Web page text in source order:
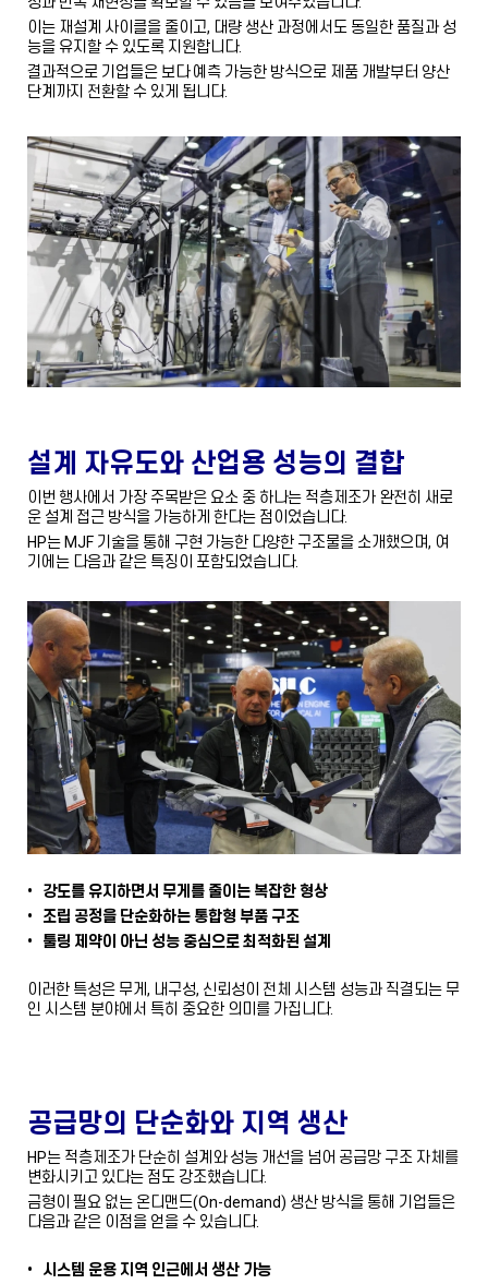
이는 재설계 사이클을 줄이고, 대량 생산 과정에서도 동일한 품질과 성
능을 유지할 수 있도록 지원합니다.
결과적으로 기업들은 보다 예측 가능한 방식으로 제품 개발부터 양산
단계까지 전환할 수 있게 됩니다.
설계 자유도와 산업용 성능의 결합
이번 행사에서 가장 주목받은 요소 중 하나는 적층제조가 완전히 새로
운 설계 접근 방식을 가능하게 한다는 점이었습니다.
HP는 MJF 기술을 통해 구현 가능한 다양한 구조물을 소개했으며, 여
기에는 다음과 같은 특징이 포함되었습니다.
• 강도를 유지하면서 무게를 줄이는 복잡한 형상
• 조립 공정을 단순화하는 통합형 부품 구조
• 툴링 제약이 아닌 성능 중심으로 최적화된 설계
이러한 특성은 무게, 내구성, 신뢰성이 전체 시스템 성능과 직결되는 무
인 시스템 분야에서 특히 중요한 의미를 가집니다.
공급망의 단순화와 지역 생산
HP는 적층제조가 단순히 설계와 성능 개선을 넘어 공급망 구조 자체를
변화시키고 있다는 점도 강조했습니다.
금형이 필요 없는 온디맨드(On-demand) 생산 방식을 통해 기업들은
다음과 같은 이점을 얻을 수 있습니다.
• 시스템 운용 지역 인근에서 생산 가능